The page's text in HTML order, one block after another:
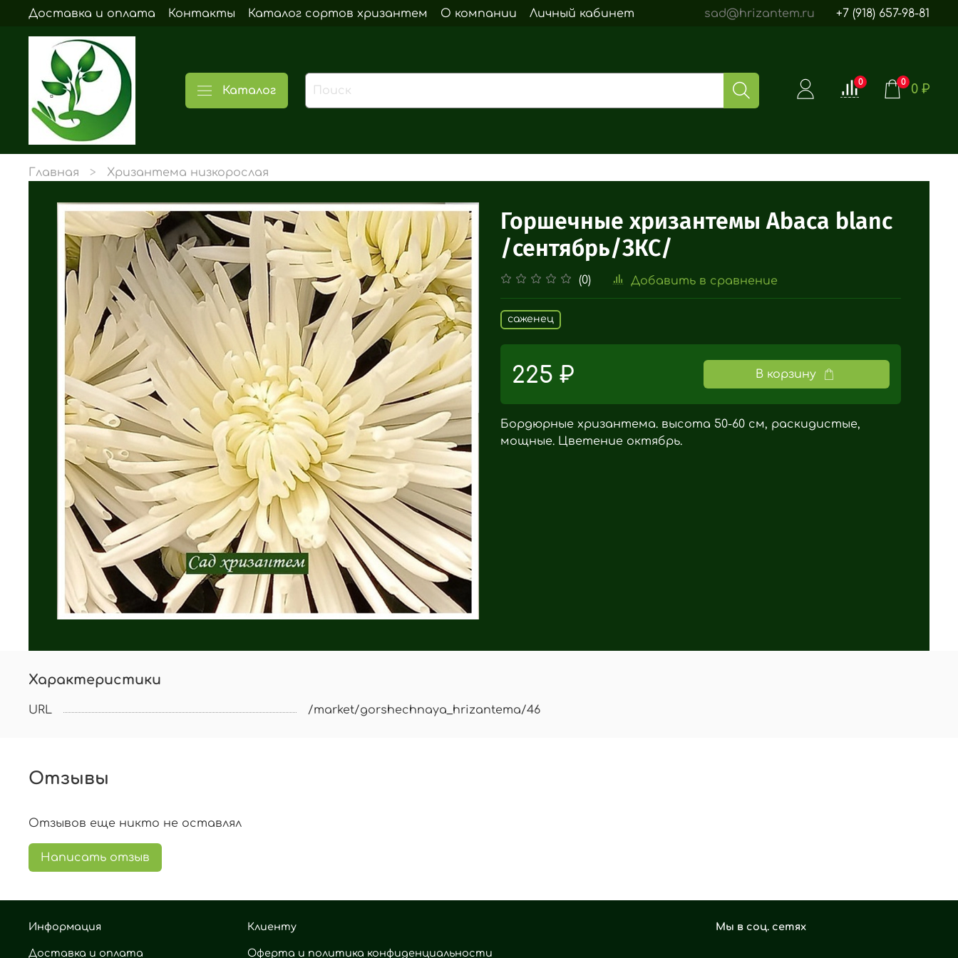
Доставка и оплата Контакты Каталог сортов хризантем О компании Личный кабинет sad@hrizantem.ru +7 (918) 657-98-81
Каталог
0 0 0 ₽
Главная Хризантема низкорослая
Горшечные хризантемы Abaca blanc
/сентябрь/ЗКС/
(0) Добавить в сравнение
саженец
225 ₽ В корзину
Бордюрные хризантема. высота 50-60 см, раскидистые,
мощные. Цветение октябрь.
Характеристики
URL /market/gorshechnaya_hrizantema/46
Отзывы
Отзывов еще никто не оставлял
Написать отзыв
Информация
Доставка и оплата
Клиенту
Оферта и политика конфиденциальности
Мы в соц. сетях